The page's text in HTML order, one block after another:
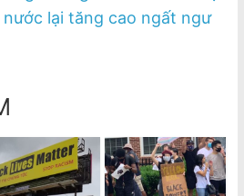
lại tăng cao ngất ngư